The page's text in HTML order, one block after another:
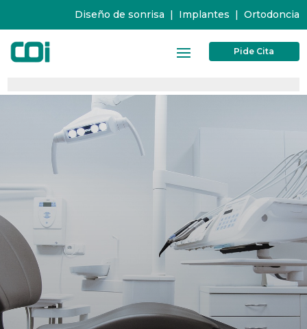
Diseño de sonrisa | Implantes | Ortodoncia
Pide Cita